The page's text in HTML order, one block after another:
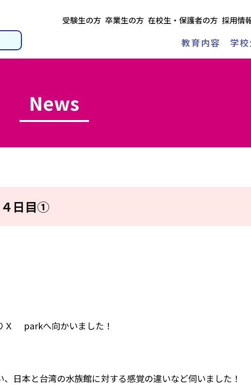
受験生の方 卒業生の方 在校生・保護者の方 採用情
教育内容 学
News
日目①
Ｘ parkへ向かいました！
日本と台湾の水族館に対する感覚の違いなど伺いました！